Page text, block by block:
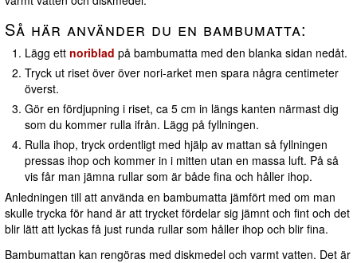
Så här använder du en bambumatta:
Lägg ett noriblad på bambumatta med den blanka sidan nedåt.
Tryck ut riset över över nori-arket men spara några centimeter
överst.
Gör en fördjupning i riset, ca 5 cm in längs kanten närmast dig
som du kommer rulla ifrån. Lägg på fyllningen.
Rulla ihop, tryck ordentligt med hjälp av mattan så fyllningen
pressas ihop och kommer in i mitten utan en massa luft. På så
vis får man jämna rullar som är både fina och håller ihop.
Anledningen till att använda en bambumatta jämfört med om man
skulle trycka för hand är att trycket fördelar sig jämnt och fint och det
blir lätt att lyckas få just runda rullar som håller ihop och blir fina.
Bambumattan kan rengöras med diskmedel och varmt vatten. Det är